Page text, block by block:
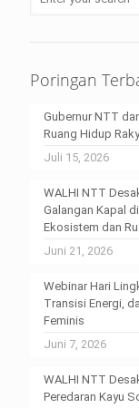
Poringan
Gubernur NTT
Ruang Hidup
Juli 15, 2026
WALHI NTT
Galangan Kapal
Ekosistem dan
Juni 21, 2026
Webinar Hari
Transisi Energi,
Feminis
Juni 7, 2026
WALHI NTT
Peredaran Kayu